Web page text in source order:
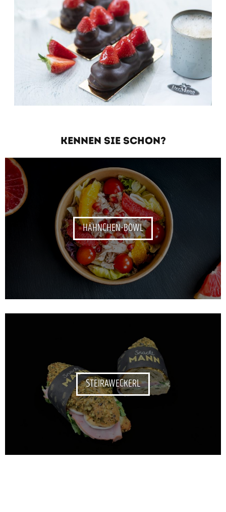
KENNEN SIE SCHON?
HÄHNCHEN-BOWL
STEIRAWECKERL